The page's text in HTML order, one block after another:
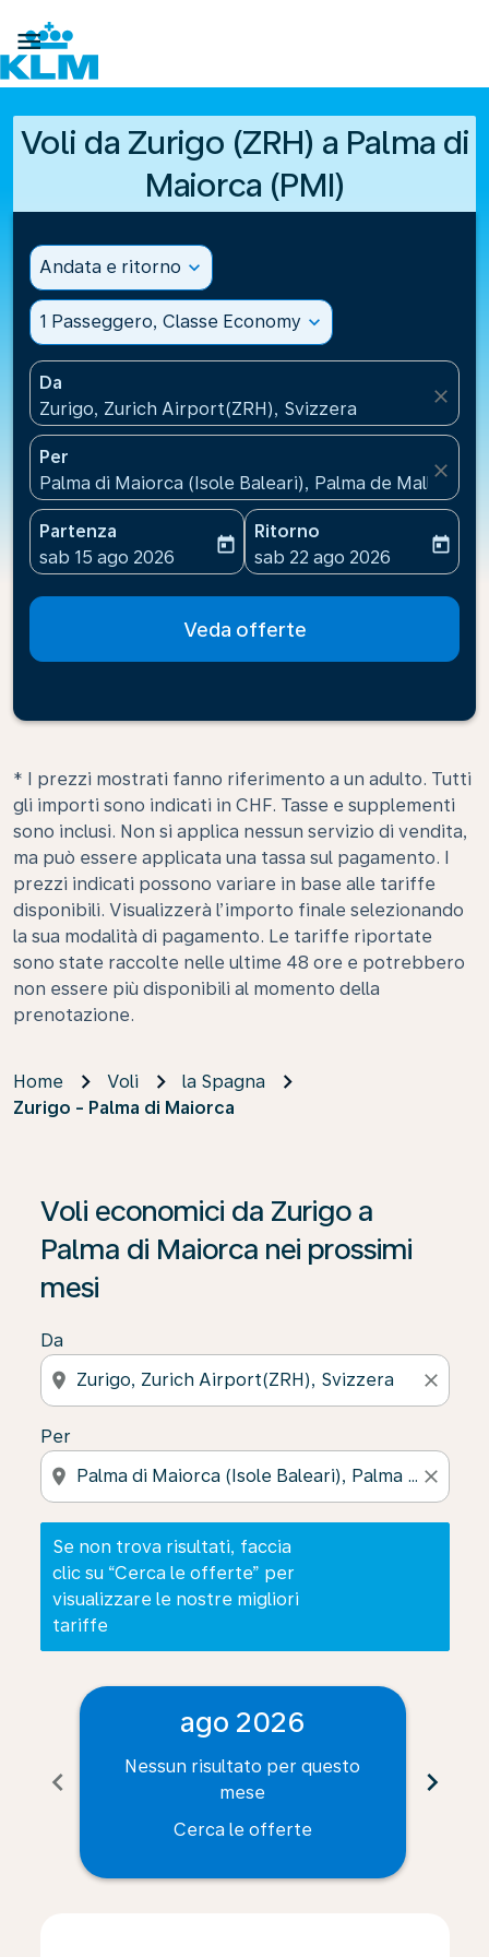

Voli da Zurigo (ZRH) a Palma di
Maiorca (PMI)
Andata e ritorno expand_more
1 Passeggero, Classe Economy expand_more
Da
Zurigo, Zurich Airport(ZRH), Svizzera
close
Per
Palma di Maiorca (Isole Baleari), Palma de Mallorca
close
Partenza
fc-booking-departure-date-aria-label
sab 15 ago 2026
today
Ritorno
fc-booking-return-date-
sab 22 ago 2026
today
Veda offerte
* I prezzi mostrati fanno riferimento a un adulto. Tutti
gli importi sono indicati in CHF. Tasse e supplementi
sono inclusi. Non si applica nessun servizio di vendita,
ma può essere applicata una tassa sul pagamento. I
prezzi indicati possono variare in base alle tariffe
disponibili. Visualizzerà l’importo finale selezionando
la sua modalità di pagamento. Le tariffe riportate
sono state raccolte nelle ultime 48 ore e potrebbero
non essere più disponibili al momento della
prenotazione.
Home Voli
la Spagna
Zurigo - Palma di Maiorca
Voli economici da Zurigo a
Palma di Maiorca nei prossimi
mesi
Da
location_on close
Per
location_on close
Se non trova risultati, faccia
clic su “Cerca le offerte” per
visualizzare le nostre migliori
tariffe
Se non trova risultati, faccia clic su “Cerca le offerte”
chevron_left
ago 2026
Nessun risultato per questo
mese
Cerca le offerte
chevron_right